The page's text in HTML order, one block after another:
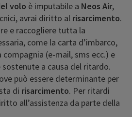
volo è imputabile a Neos Air,
avrai diritto al risarcimento.
e raccogliere tutta la
come la carta d’imbarco,
(e-mail, sms ecc.) e
a causa del ritardo.
può essere determinante per
di risarcimento. Per ritardi
all’assistenza da parte della